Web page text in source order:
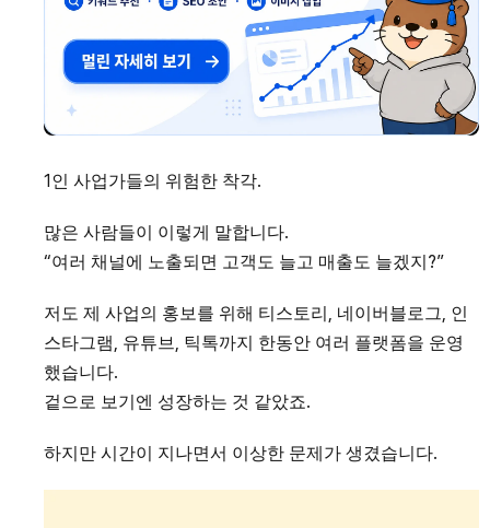
1인 사업가들의 위험한 착각.
많은 사람들이 이렇게 말합니다.
“여러 채널에 노출되면 고객도 늘고 매출도 늘겠지?”
저도 제 사업의 홍보를 위해 티스토리, 네이버블로그, 인
스타그램, 유튜브, 틱톡까지 한동안 여러 플랫폼을 운영
했습니다.
겉으로 보기엔 성장하는 것 같았죠.
하지만 시간이 지나면서 이상한 문제가 생겼습니다.